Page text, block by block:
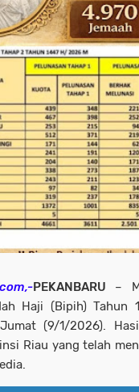
PEKANBARU –
Haji (Bipih) Tahun
(9/1/2026).
Riau yang telah